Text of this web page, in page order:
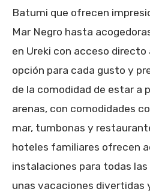
Batumi que ofrecen
Mar Negro hasta
en Ureki con acceso directo
opción para cada gusto y
de la comodidad de estar a
arenas, con comodidades
mar, tumbonas y
hoteles familiares ofrecen
instalaciones para todas las
unas vacaciones divertidas